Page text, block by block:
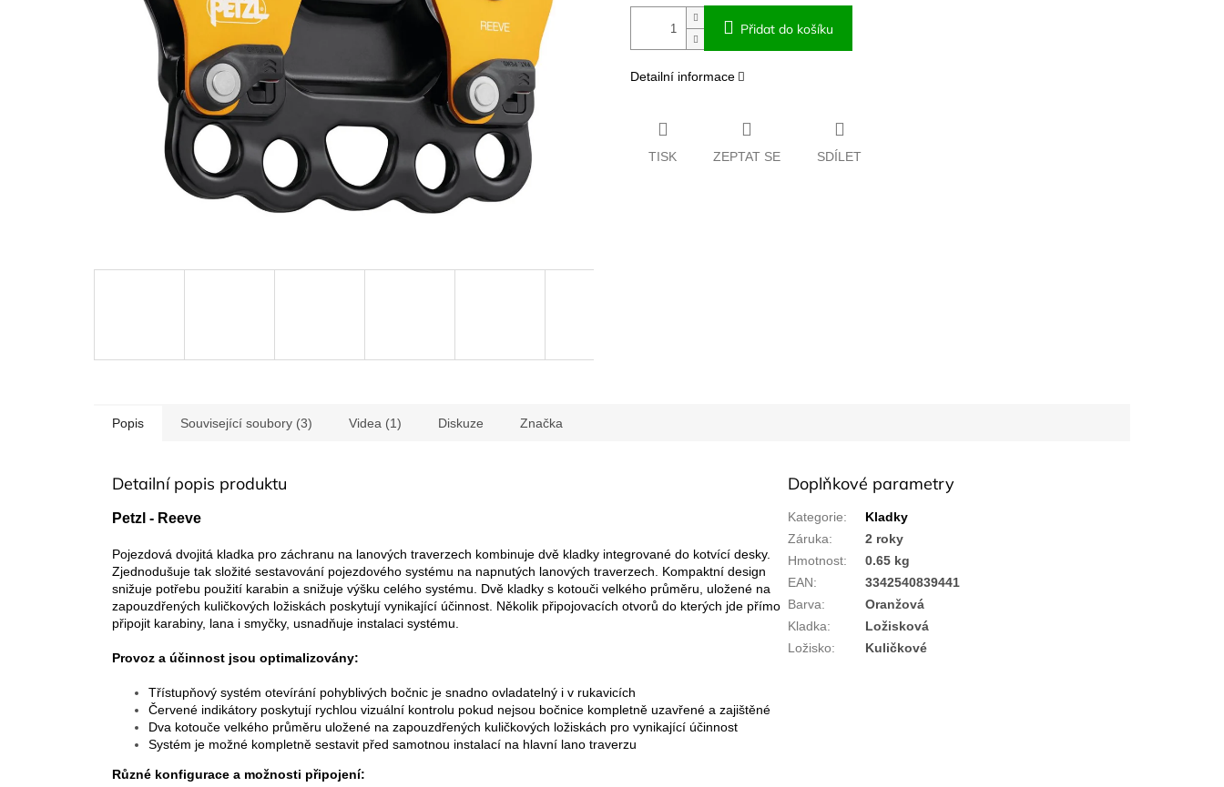
Přidat do košíku
Detailní informace
TISK ZEPTAT SE SDÍLET
Popis Související soubory (3) Videa (1) Diskuze Značka
Detailní popis produktu
Petzl - Reeve
Pojezdová dvojitá kladka pro záchranu na lanových traverzech kombinuje dvě kladky integrované do kotvící desky.
Zjednodušuje tak složité sestavování pojezdového systému na napnutých lanových traverzech. Kompaktní design
snižuje potřebu použití karabin a snižuje výšku celého systému. Dvě kladky s kotouči velkého průměru, uložené na
zapouzdřených kuličkových ložiskách poskytují vynikající účinnost. Několik připojovacích otvorů do kterých jde přímo
připojit karabiny, lana i smyčky, usnadňuje instalaci systému.
Provoz a účinnost jsou optimalizovány:
Třístupňový systém otevírání pohyblivých bočnic je snadno ovladatelný i v rukavicích
Červené indikátory poskytují rychlou vizuální kontrolu pokud nejsou bočnice kompletně uzavřené a zajištěné
Dva kotouče velkého průměru uložené na zapouzdřených kuličkových ložiskách pro vynikající účinnost
Systém je možné kompletně sestavit před samotnou instalací na hlavní lano traverzu
Různé konfigurace a možnosti připojení:
Doplňkové parametry
Kategorie:
Kladky
Záruka:
2 roky
Hmotnost:
0.65 kg
EAN:
3342540839441
Barva:
Oranžová
Kladka:
Ložisková
Ložisko: Kuličkové